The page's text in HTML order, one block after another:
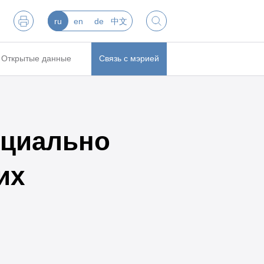
ru en de 中文
Открытые данные Связь с мэрией